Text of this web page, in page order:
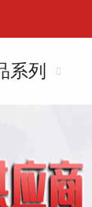
系列